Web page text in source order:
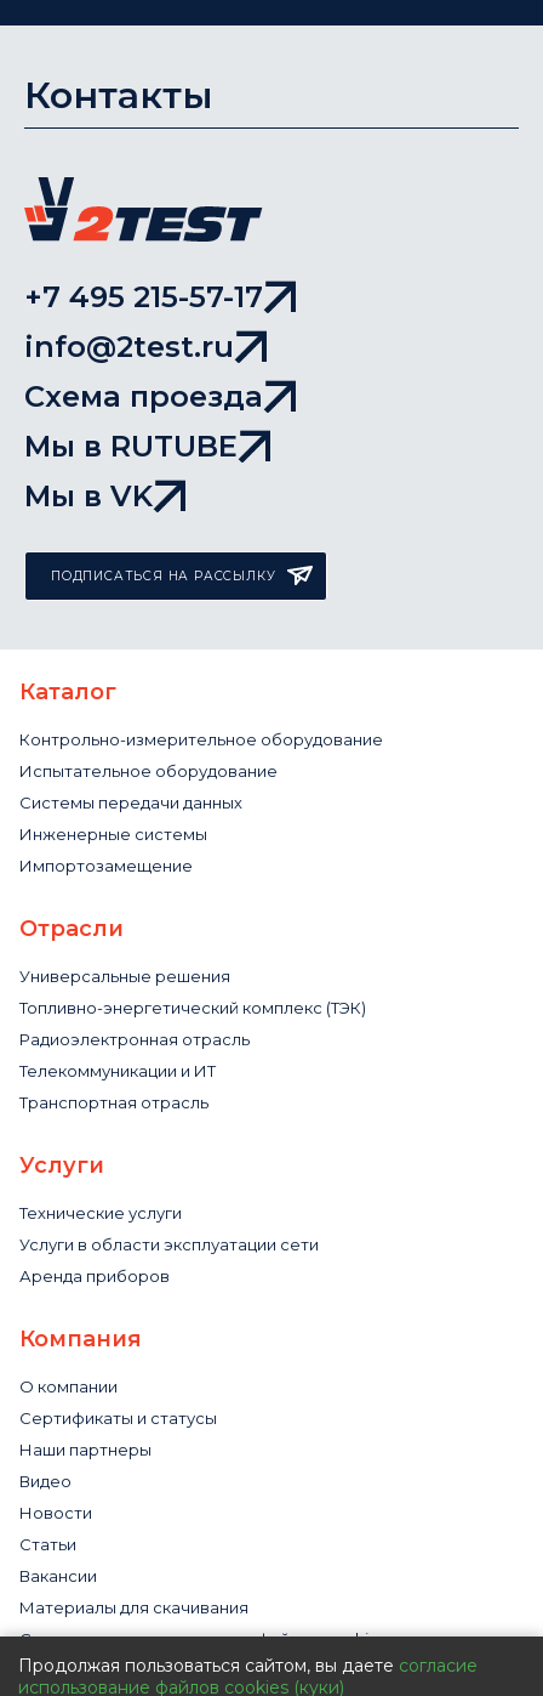
Контакты
+7 495 215-57-17
info@2test.ru
Схема проезда
Мы в RUTUBE
Мы в VK
ПОДПИСАТЬСЯ НА РАССЫЛКУ
Каталог
Контрольно-измерительное оборудование
Испытательное оборудование
Системы передачи данных
Инженерные системы
Импортозамещение
Отрасли
Универсальные решения
Топливно-энергетический комплекс (ТЭК)
Радиоэлектронная отрасль
Телекоммуникации и ИТ
Транспортная отрасль
Услуги
Технические услуги
Услуги в области эксплуатации сети
Аренда приборов
Компания
О компании
Сертификаты и статусы
Наши партнеры
Видео
Новости
Статьи
Вакансии
Материалы для скачивания
Cогласие на использование файлов cookies
Обработка персональных данных с помощью сервиса
«Яндекс.Метрика»
Продолжая пользоваться сайтом, вы даете согласие
использование файлов cookies (куки)